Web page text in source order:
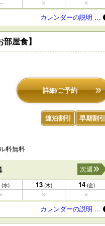
カレンダーの説明 …
屋食】
詳細/ご予約
連泊割引 早期割引
料無料
次週
(水) 13 (木) 14 (金)
カレンダーの説明 …